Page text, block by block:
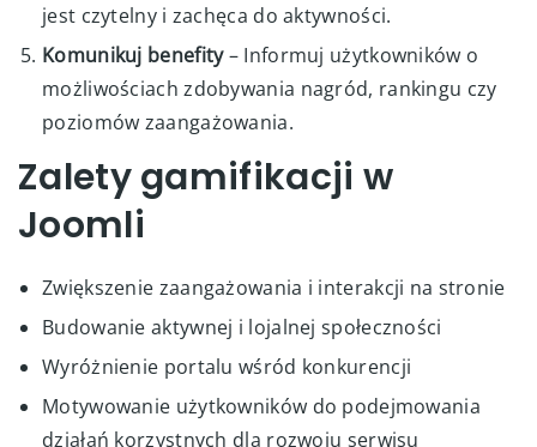
jest czytelny i zachęca do aktywności.
Komunikuj benefity– Informuj użytkowników o
możliwościach zdobywania nagród, rankingu czy
poziomów zaangażowania.
Zalety gamifikacji w
Joomli
Zwiększenie zaangażowania i interakcji na stronie
Budowanie aktywnej i lojalnej społeczności
Wyróżnienie portalu wśród konkurencji
Motywowanie użytkowników do podejmowania
działań korzystnych dla rozwoju serwisu